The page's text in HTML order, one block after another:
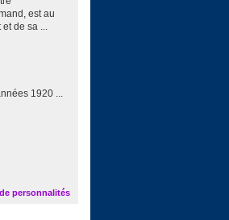
est au
et de sa ...
1920 ...
personnalités